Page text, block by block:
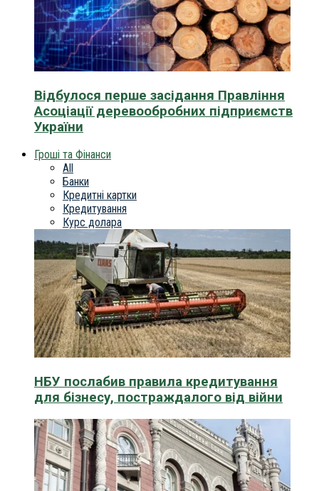
Відбулося перше засідання Правління
Асоціації деревообробних підприємств
України
Гроші та Фінанси
All
Банки
Кредитні картки
Кредитування
Курс долара
НБУ послабив правила кредитування
для бізнесу, постраждалого від війни